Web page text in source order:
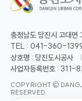
충청남도 당진시 고대면
TEL : 041-360-
상호명 : 당진도시공사
사업자등록번호 :
COPYRIGHT ©
RESERVED.